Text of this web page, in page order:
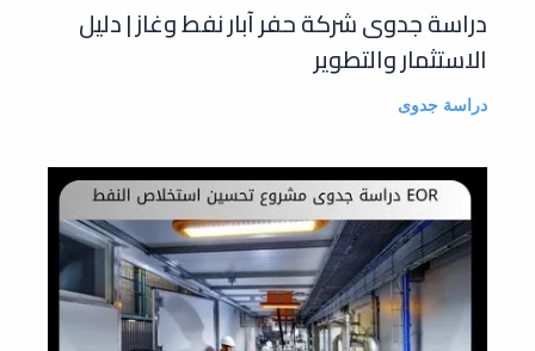
دراسة جدوى شركة حفر آبار نفط وغاز | دليل
الاستثمار والتطوير
دراسة جدوى